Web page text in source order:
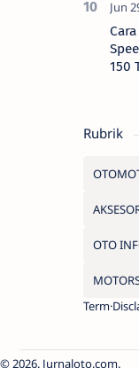
150
Rubrik
OTO
Term
2026. Jurnaloto.com.